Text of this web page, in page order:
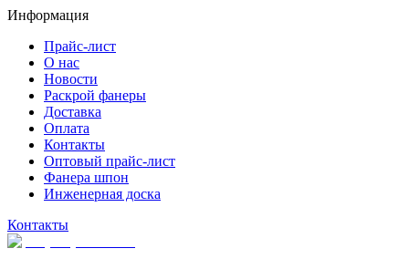
Информация
Прайс-лист
О нас
Новости
Раскрой фанеры
Доставка
Оплата
Контакты
Оптовый прайс-лист
Фанера шпон
Инженерная доска
Контакты